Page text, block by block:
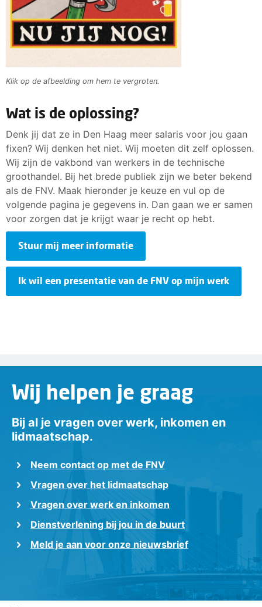
Klik op de afbeelding om hem te vergroten.
Wat is de oplossing?
Denk jij dat ze in Den Haag meer salaris voor jou gaan
fixen? Wij denken het niet. Wij moeten dit zelf oplossen.
Wij zijn de vakbond van werkers in de technische
groothandel. Bij het brede publiek zijn we beter bekend
als de FNV. Maak hieronder je keuze en vul op de
volgende pagina je gegevens in. Dan gaan we er samen
voor zorgen dat je krijgt waar je recht op hebt.
Stuur mij meer informatie
Ik wil een presentatie van de FNV op mijn werk
Wij helpen je graag
Bij al je vragen over werk, inkomen en
lidmaatschap.
Neem contact op met de FNV
Vragen over het lidmaatschap
Vragen over werk en inkomen
Dienstverlening bij jou in de buurt
Meld je aan voor onze nieuwsbrief